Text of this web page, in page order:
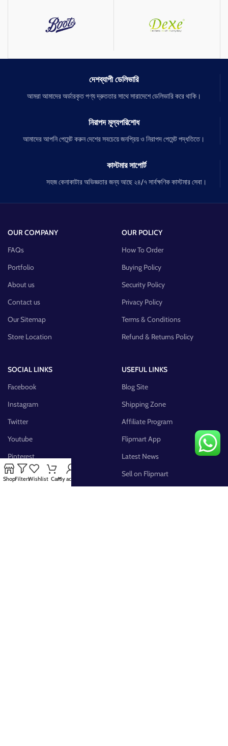
দেশব্যাপী ডেলিভারি
আমরা আমাদের অর্ডারকৃত পণ্য দ্রুততার সাথে সারাদেশে ডেলিভারি করে থাকি।
নিরাপদ মূল্যপরিশোধ
আমাদের আপনি পেমেন্ট করুন দেশের সবচেয়ে জনপ্রিয় ও নিরাপদ পেমেন্ট পদ্ধতিতে।
কাস্টমার সাপোর্ট
সহজ কেনাকাটার অভিজ্ঞতার জন্য আছে ২৪/৭ সার্বক্ষণিক কাস্টমার সেবা।
OUR COMPANY
FAQs
Portfolio
About us
Contact us
Our Sitemap
Store Location
OUR POLICY
How To Order
Buying Policy
Security Policy
Privacy Policy
Terms & Conditions
Refund & Returns Policy
SOCIAL LINKS
Facebook
Instagram
Twitter
Youtube
Pinterest
FB Group
USEFUL LINKS
Blog Site
Shipping Zone
Affiliate Program
Flipmart App
Latest News
Sell on Flipmart
ShopFiltersWishlist CartMy account